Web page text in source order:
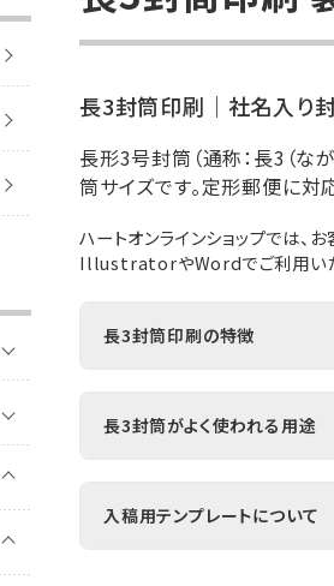
特徴
ア
収書
ー
窓封筒
横3つ折 B5横3つ折
90×205
長6封筒
3つ折
98×190
給与明細用封筒
ービス 紙製クリア
長3封筒印刷｜社名入り封
長形3号封筒（通称：長3（
筒サイズです。定形郵便に対
ハートオンラインショップでは、
IllustratorやWordでご利用い
長3封筒印刷の特徴
送に適しています。
向上にも役立ちます。
長3封筒がよく使われる用途
給与明細の配布
入稿用テンプレートについて